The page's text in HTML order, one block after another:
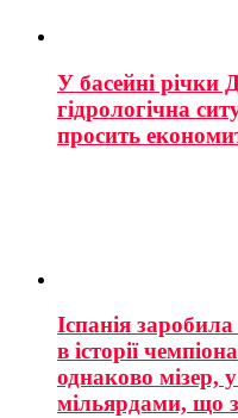
У басейні річки
гідрологічна
просить
Іспанія
в історії
однаково мізер,
мільярдами, що